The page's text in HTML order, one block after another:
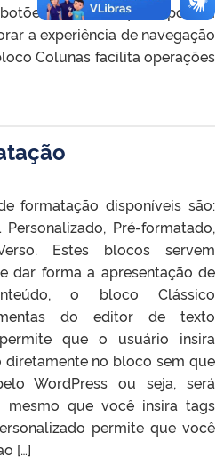
dão destaque e podem
a experiência de navegação
Colunas facilita operações
formatação disponíveis são:
Pré-formatado,
Estes blocos servem
dar forma a apresentação de
o bloco Clássico
do editor de texto
que o usuário insira
no bloco sem que
WordPress ou seja, será
mesmo que você insira tags
permite que você
[…]